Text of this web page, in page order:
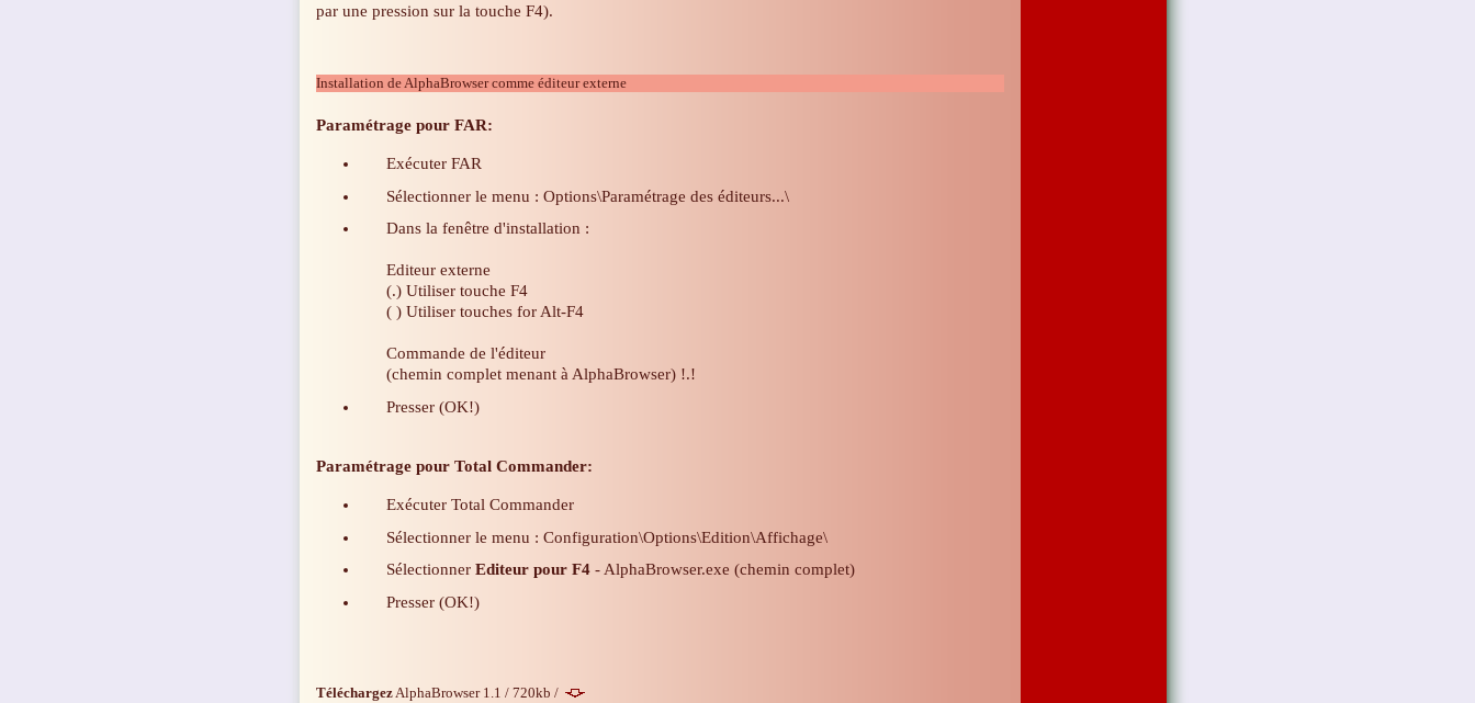
par une pression sur la touche F4).
Installation de AlphaBrowser comme éditeur externe
Paramétrage pour FAR:
Exécuter FAR
Sélectionner le menu : Options\Paramétrage des éditeurs...\
Dans la fenêtre d'installation :
Editeur externe
(.) Utiliser touche F4
( ) Utiliser touches for Alt-F4
Commande de l'éditeur
(chemin complet menant à AlphaBrowser) !.!
Presser (OK!)
Paramétrage pour Total Commander:
Exécuter Total Commander
Sélectionner le menu : Configuration\Options\Edition\Affichage\
Sélectionner Editeur pour F4- AlphaBrowser.exe (chemin complet)
Presser (OK!)
TéléchargezAlphaBrowser 1.1 / 720kb /